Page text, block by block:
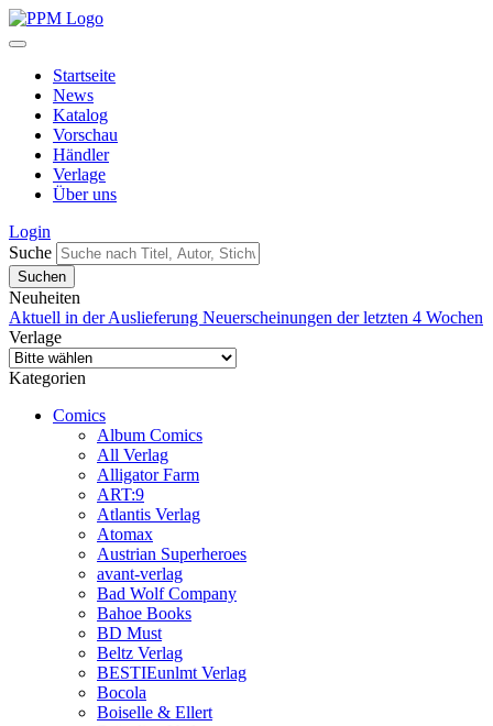
Startseite
News
Katalog
Vorschau
Händler
Verlage
Über uns
Login
Suche
Neuheiten
Aktuell in der Auslieferung Neuerscheinungen der letzten 4 Wochen
Verlage
Kategorien
Comics
Album Comics
All Verlag
Alligator Farm
ART:9
Atlantis Verlag
Atomax
Austrian Superheroes
avant-verlag
Bad Wolf Company
Bahoe Books
BD Must
Beltz Verlag
BESTIEunlmt Verlag
Bocola
Boiselle & Ellert